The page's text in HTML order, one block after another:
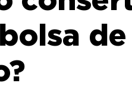
de